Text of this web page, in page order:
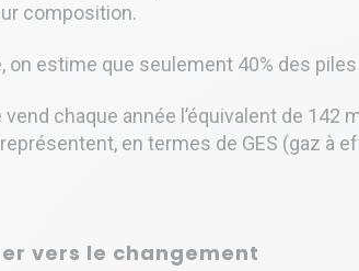
composition.
on estime que seulement 40% des
vend chaque année l’équivalent de
en termes de GES (gaz à
vers le changement